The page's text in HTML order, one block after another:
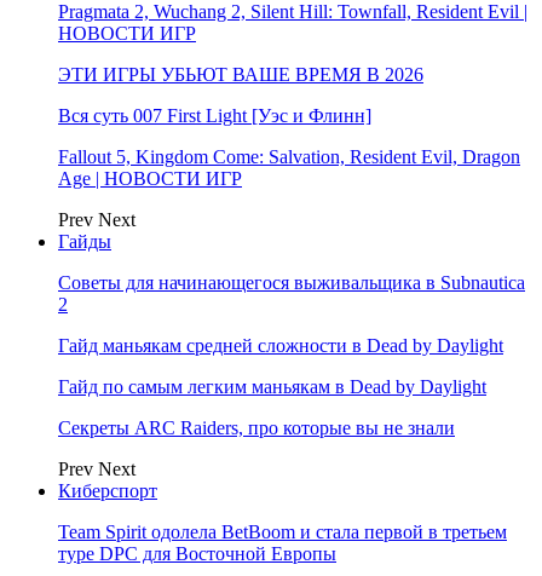
Pragmata 2, Wuchang 2, Silent Hill: Townfall, Resident Evil |
НОВОСТИ ИГР
ЭТИ ИГРЫ УБЬЮТ ВАШЕ ВРЕМЯ В 2026
Вся суть 007 First Light [Уэс и Флинн]
Fallout 5, Kingdom Come: Salvation, Resident Evil, Dragon
Age | НОВОСТИ ИГР
Prev Next
Гайды
Советы для начинающегося выживальщика в Subnautica
2
Гайд маньякам средней сложности в Dead by Daylight
Гайд по самым легким маньякам в Dead by Daylight
Секреты ARC Raiders, про которые вы не знали
Prev Next
Киберспорт
Team Spirit одолела BetBoom и стала первой в третьем
туре DPC для Восточной Европы